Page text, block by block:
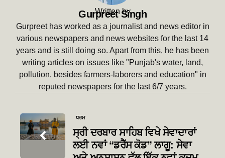
Written by
Gurpreet Singh
Gurpreet has worked as a journalist and news editor in
various newspapers and news websites for the last 14
years and is still doing so. Apart from this, he has been
writing articles on issues like "Punjab's water, land,
pollution, besides farmers-laborers and education" in
reputed newspapers for the last 6/7 years.
Post
navigation
ਧਰਮ
ਸ੍ਰੀ ਦਰਬਾਰ ਸਾਹਿਬ ਵਿਖੇ ਸੇਵਾਦਾਰਾਂ
ਲਈ ਨਵਾਂ “ਡਰੈੱਸ ਕੋਡ” ਲਾਗੂ: ਸੇਵਾ